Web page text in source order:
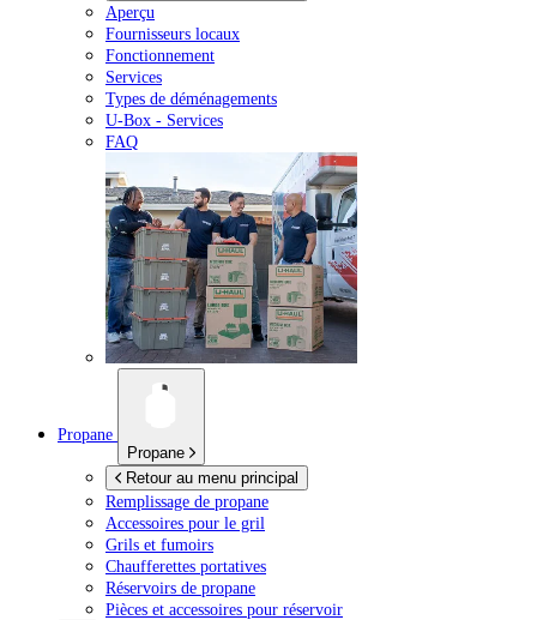
Aperçu
Fournisseurs locaux
Fonctionnement
Services
Types de déménagements
U-Box - Services
FAQ
Propane
Propane
Retour au menu principal
Remplissage de propane
Accessoires pour le gril
Grils et fumoirs
Chaufferettes portatives
Réservoirs de propane
Pièces et accessoires pour réservoir